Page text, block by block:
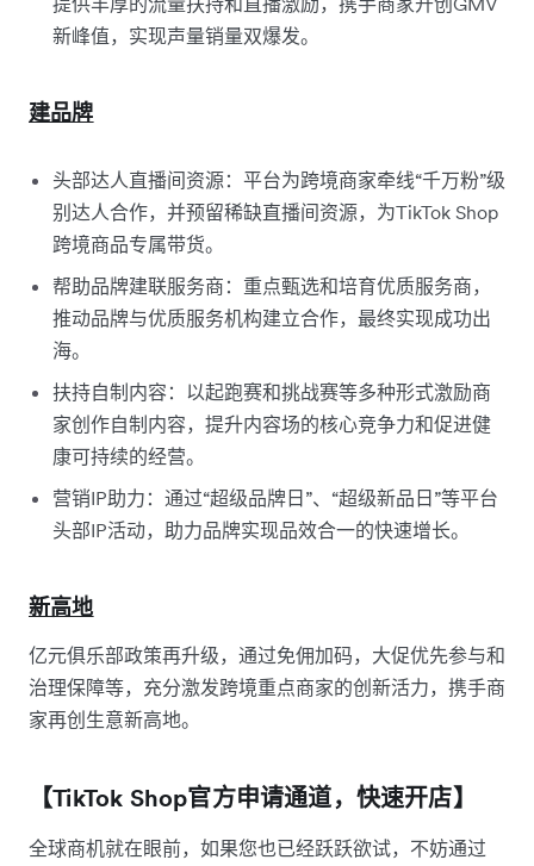
新峰值，实现声量销量双爆发。
建品牌
头部达人直播间资源：平台为跨境商家牵线“千万粉”级
别达人合作，并预留稀缺直播间资源，为TikTok Shop
跨境商品专属带货。
帮助品牌建联服务商：重点甄选和培育优质服务商，
推动品牌与优质服务机构建立合作，最终实现成功出
海。
扶持自制内容：以起跑赛和挑战赛等多种形式激励商
家创作自制内容，提升内容场的核心竞争力和促进健
康可持续的经营。
营销IP助力：通过“超级品牌日”、“超级新品日”等平台
头部IP活动，助力品牌实现品效合一的快速增长。
新高地
亿元俱乐部政策再升级，通过免佣加码，大促优先参与和
治理保障等，充分激发跨境重点商家的创新活力，携手商
家再创生意新高地。
【TikTok Shop官方申请通道，快速开店】
全球商机就在眼前，如果您也已经跃跃欲试，不妨通过